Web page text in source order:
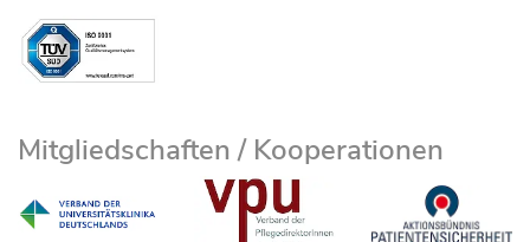
Mitgliedschaften / Kooperationen